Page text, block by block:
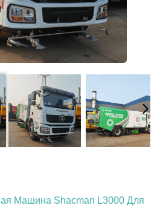
Машина Shacman L3000 Для